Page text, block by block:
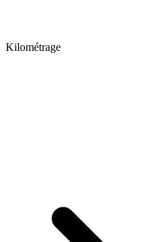
Kilométrage